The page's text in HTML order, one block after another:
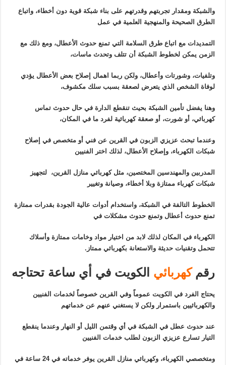
والشبكة ومقدار تجربتهم وقدرتهم على بناء شبكة قوية دون أخطاء، واتباع
الطرق الصحيحة والمنهجية العلمية في عمل
التمديدات مع اتباع طرق السلامة التي تمنع حدوث الأعطال، ومع ذلك مع
الزمن يمكن لخطوط الشبكة أن تتلف وتحدث ماسات،
وتلفيات، وشورتات وأعطال، ولكن ربما اهمال إصلاح بعض الأعطال يؤدي
لوفاة الشخص الذي يتعرض لصعقة بسبب سلك مكشوف،
وهنا يفضل تأمين الشبكة بحيث تنقطع الدارة في حال حدوث تماس
كهربائي، أو شورت، أو صعقة كهربائية لفرد ما في المكان،
وعندما تبحث عزيزي الزبون في القرين عن فني أو متخصص في إصلاح
شبكات الكهرباء، وإصلاح الأعطال، لذلك اختر الفنيين
المدربين والمهندسين المختصين، مثل كهربائي منازل القرين، لتجهيز
شبكات كهرباء ممتازة وبلا أخطاء، وصيانة وتغيير
الخطوط التالفة في الشبكة، واستخدام أدوات عالية الجودة بقدرات ممتازة
تمنع حدوث أعطال وتمنع حدوث مشكلات في
الكهرباء في المكان لذلك لابد من اختيار مواد وخامات ممتازة وأسلاك
تتحمل وتقنيات حديثة والاستعانة بكهربائي ممتاز.
رقمكهربائي الكويت في أي ساعة تحتاجه
يحتاج الفرد في الكويت عموماً وفي القرين خصوصاً لخدمات الفنيين
والكهربائيين باستمرار ولكن لا يستغني عنهم عن خدماتهم
عند حدوث عطل في الشبكة في أي وقتمن الليل أو النهار وعندما ينقطع
التيار تسارع عزيزي الزبون لطلب خدمات الفنيين
ومتخصصي الكهرباء، وكهربائي منازل القرين يوفر خدماته في 24 ساعة في